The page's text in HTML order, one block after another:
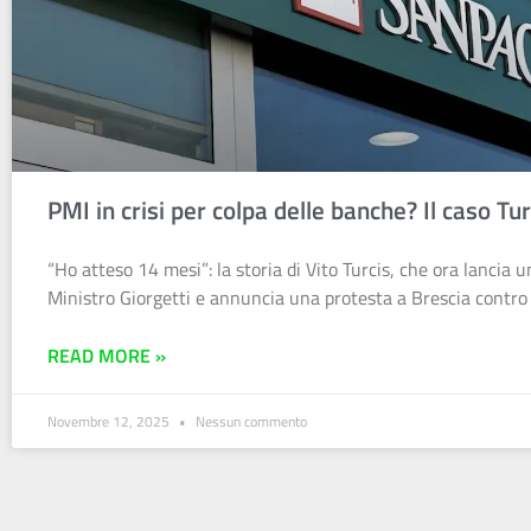
PMI in crisi per colpa delle banche? Il caso
“Ho atteso 14 mesi”: la storia di Vito Turcis, che ora lancia
Ministro Giorgetti e annuncia una protesta a Brescia
READ MORE »
Novembre 12, 2025 Nessun commento